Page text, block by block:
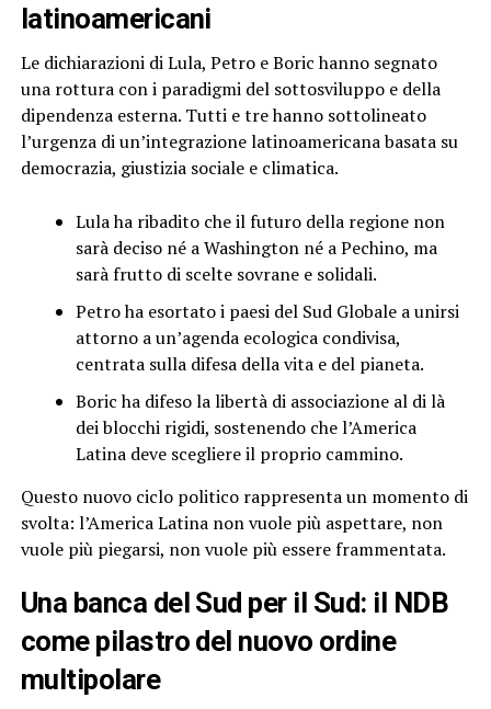
latinoamericani
Le dichiarazioni di Lula, Petro e Boric hanno segnato
una rottura con i paradigmi del sottosviluppo e della
dipendenza esterna. Tutti e tre hanno sottolineato
l’urgenza di un’integrazione latinoamericana basata su
democrazia, giustizia sociale e climatica.
Lula ha ribadito che il futuro della regione non
sarà deciso né a Washington né a Pechino, ma
sarà frutto di scelte sovrane e solidali.
Petro ha esortato i paesi del Sud Globale a unirsi
attorno a un’agenda ecologica condivisa,
centrata sulla difesa della vita e del pianeta.
Boric ha difeso la libertà di associazione al di là
dei blocchi rigidi, sostenendo che l’America
Latina deve scegliere il proprio cammino.
Questo nuovo ciclo politico rappresenta un momento di
svolta: l’America Latina non vuole più aspettare, non
vuole più piegarsi, non vuole più essere frammentata.
Una banca del Sud per il Sud: il NDB
come pilastro del nuovo ordine
multipolare